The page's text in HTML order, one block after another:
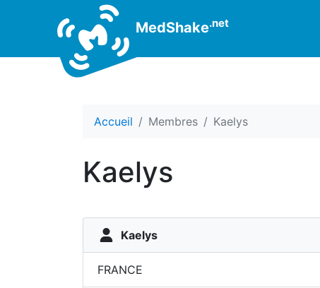
MedShake.net
Accueil Membres Kaelys
Kaelys
Kaelys
FRANCE